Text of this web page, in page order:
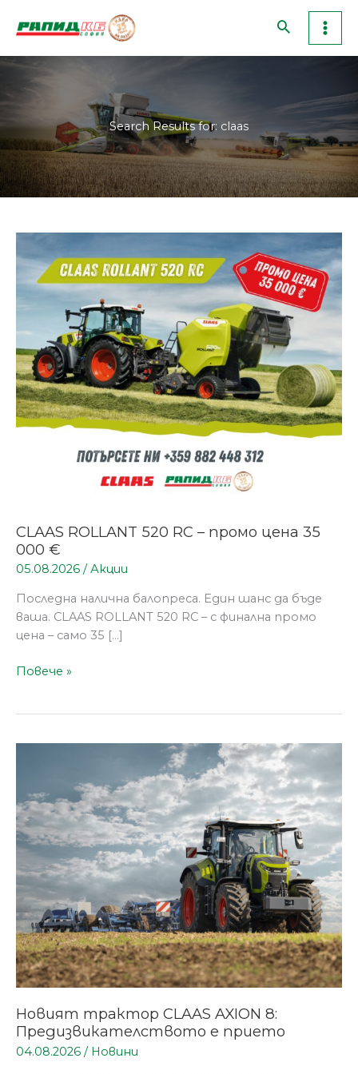
Search Results for: claas
CLAAS ROLLANT 520 RC – промо цена 35
000 €
05.08.2026 /Акции
Последна налична балопреса. Един шанс да бъде
ваша. CLAAS ROLLANT 520 RC – с финална промо
цена – само 35 […]
ROLLANT
520
RC
промо
цена
35
000
€
Повече »
Новият трактор CLAAS AXION 8:
Предизвикателството е прието
04.08.2026 / Новини
AXION
8:
Предизвикателството
прието